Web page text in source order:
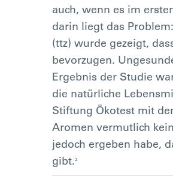
auch, wenn es im
darin liegt das
(ttz) wurde gezeigt,
bevorzugen.
Ergebnis der Studie
die natürliche
Stiftung Ökotest mit
Aromen vermutlich
jedoch ergeben habe,
gibt.²